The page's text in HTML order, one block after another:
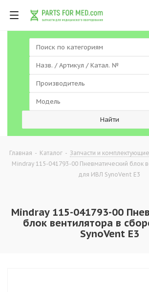
Главная - Каталог - Запчасти и
Mindray 115-041793-00 Пневматический блок
для ИВЛ SynoVent E3
Mindray 115-041793-00
блок вентилятора в
SynoVent E3